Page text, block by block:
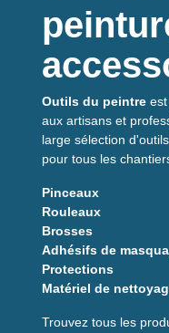
Compatible avec le
particulièrement
gouttelettes, des
matériaux de
Fabriqué sur un
haute résistance, il
grain favorisant
ponçage. Disponible en
travaux de finition.
Le disque et la
titane constituent une
pour le ponçage du
enduits et des
Outils du peintre
aux artisans et
large sélection
pour tous les
Pinceaux
Rouleaux
Brosses
Adhésifs de
Protections
Matériel de
Trouvez tous les